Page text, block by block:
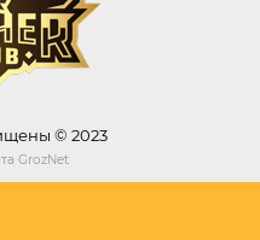
© 2023
GrozNet